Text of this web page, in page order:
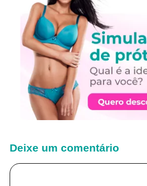
Deixe um comentário